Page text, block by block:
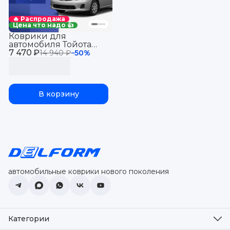
🔥 Распродажа
Цена что надо 👍
7 470 ₽14 940 ₽−50%
Коврики для
автомобиля Тойота
Королла 10 (2006-
В корзину
автомобильные коврики нового поколения
Категории